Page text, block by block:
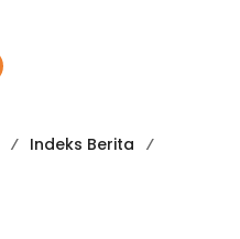
Indeks Berita